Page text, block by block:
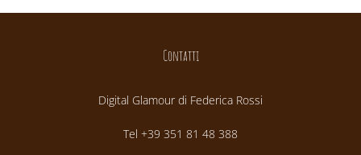
Contatti
Digital Glamour di Federica Rossi
Tel +39 351 81 48 388